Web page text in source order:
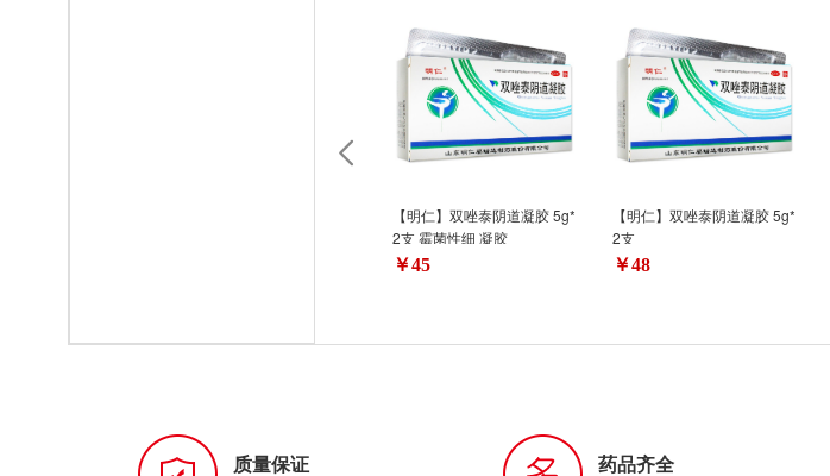
【明仁】双唑泰阴道凝胶 5g*
2支 霉菌性细 凝胶
￥45
【明仁】双唑泰阴道凝胶 5g*
2支
￥48
质量保证 药品齐全